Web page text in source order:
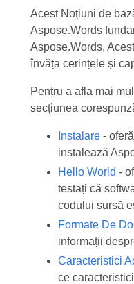
Acest Noțiuni de
Aspose.Words
Aspose.Words,
învăța cerințele și
Pentru a afla mai
secțiunea
Instalare-
instalează
Hello World -
testați că
codului sursă
Formate De
informații
Caracteristici
ce